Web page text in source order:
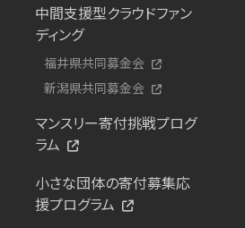
中間支援型クラウドファン
ディング
福井県共同募金会
新潟県共同募金会
マンスリー寄付挑戦プログ
ラム
小さな団体の寄付募集応
援プログラム